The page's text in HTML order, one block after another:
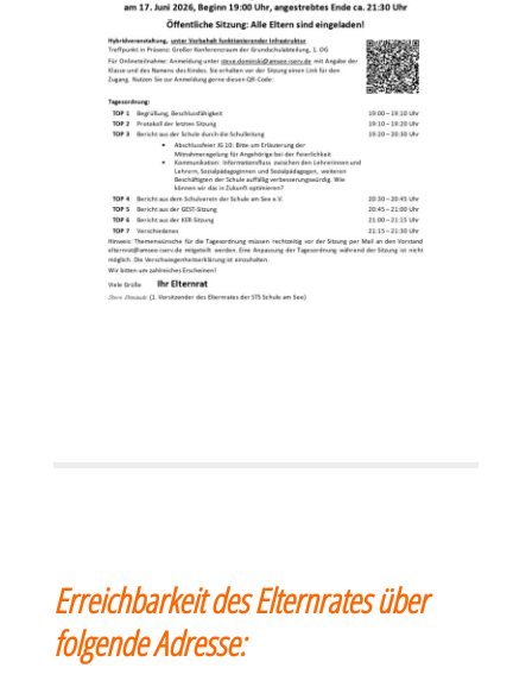
Erreichbarkeit des Elternrates über
folgende Adresse: